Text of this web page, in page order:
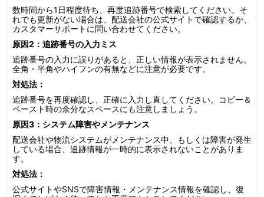
数時間から1日程度待ち、再度追跡番号で検索してください。そ
れでも更新がない場合は、配送会社の公式サイトで確認するか、
カスタマーサポートに問い合わせてください。
原因2：追跡番号の入力ミス
追跡番号の入力に誤りがあると、正しい情報が表示されません。
全角・半角やハイフンの有無などに注意が必要です。
対処法：
追跡番号を再度確認し、正確に入力し直してください。コピー＆
ペースト時の余分なスペースにも注意しましょう。
原因3：システム障害やメンテナンス
配送会社や物流システムがメンテナンス中、もしくは障害が発生
している場合、追跡情報が一時的に表示されないことがありま
す。
対処法：
公式サイトやSNSで障害情報・メンテナンス情報を確認し、復